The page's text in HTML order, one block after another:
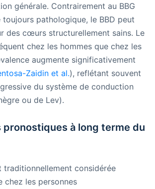
générale. Contrairement au BBG
pathologique, le BBD peut
des cœurs structurellement sains. Le
chez les hommes que chez les
augmente significativement
Zaidin et al.), reflétant souvent
du système de conduction
ou de Lev).
pronostiques à long terme du
traditionnellement considérée
chez les personnes